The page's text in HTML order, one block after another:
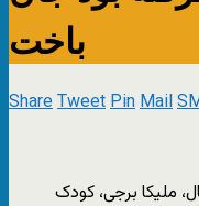
باخت
ShareTweetPinMail
ملیکا برجی، کودک